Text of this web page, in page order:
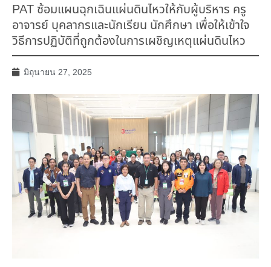
PAT ซ้อมแผนฉุกเฉินแผ่นดินไหวให้กับผู้บริหาร ครู
อาจารย์ บุคลากรและนักเรียน นักศึกษา เพื่อให้เข้าใจ
วิธีการปฏิบัติที่ถูกต้องในการเผชิญเหตุแผ่นดินไหว
มิถุนายน 27, 2025